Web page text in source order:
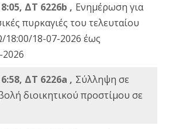
ΔΤ 6226b , Ενημέρωση για
πυρκαγιές του τελευταίου
18-07-2026 έως
ΔΤ 6226a , Σύλληψη σε
διοικητικού προστίμου σε